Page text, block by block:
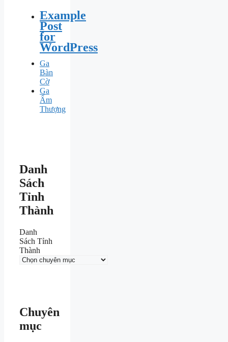
Example
Post
for
WordPress
Ga
Bàn
Cờ
Ga
Ấm
Thượng
Danh
Sách
Tỉnh
Thành
Danh
Sách Tỉnh
Thành
Chuyên
mục